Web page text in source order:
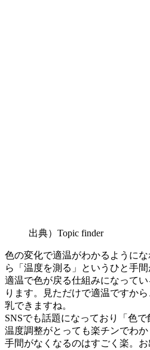
出典）Topic finder
色の変化で適温がわかるように
ら「温度を測る」というひと手
適温で色が戻る仕組みになって
ります。見ただけで適温ですか
乳できますね。
SNSでも話題になっており「色
温度調整がとっても楽チンでわ
手間がなくなるのはすごく楽。